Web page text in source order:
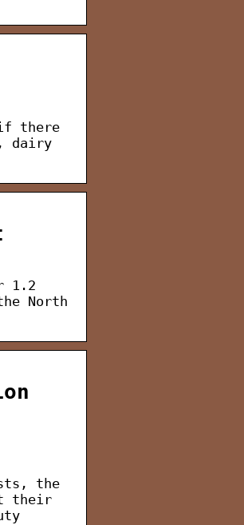
there
dairy
1.2
North
the
their